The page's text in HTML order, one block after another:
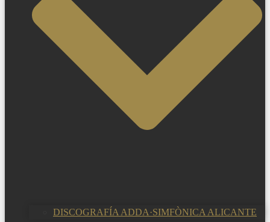
DISCOGRAFÍA ADDA·SIMFÒNICA ALICANTE